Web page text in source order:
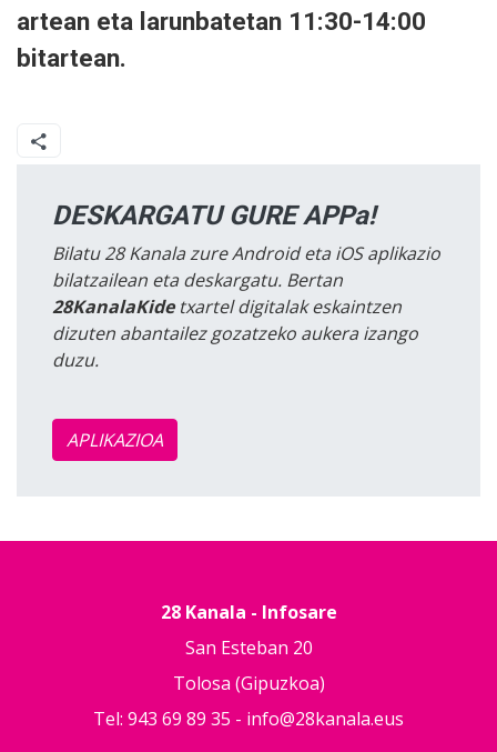
artean eta larunbatetan 11:30-14:00
bitartean.
DESKARGATU GURE APPa!
Bilatu 28 Kanala zure Android eta iOS aplikazio
bilatzailean eta deskargatu. Bertan
28KanalaKidetxartel digitalak eskaintzen
dizuten abantailez gozatzeko aukera izango
duzu.
APLIKAZIOA
28 Kanala - Infosare
San Esteban 20
Tolosa (Gipuzkoa)
Tel: 943 69 89 35 - info@28kanala.eus